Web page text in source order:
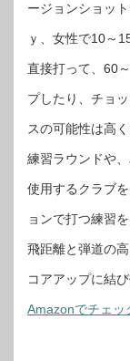
ージョンショッ
ｙ、女性で10～
直接打って、60
プしたり、チョ
スの可能性は高く
練習ラウンドや
使用するクラブ
ョンで打つ練習
飛距離と弾道の
コアアップに結び
Amazonでチェッ